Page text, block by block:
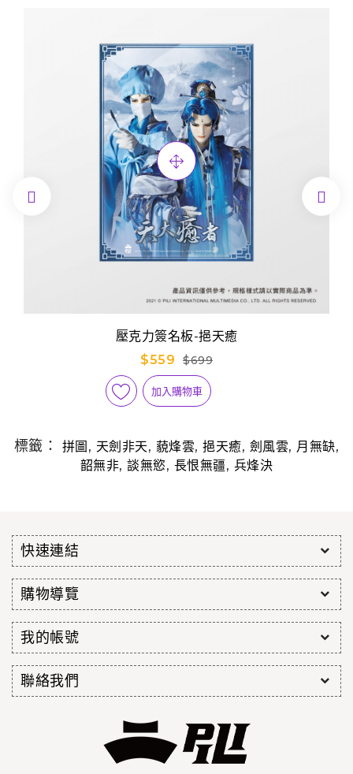
壓克力簽名板-挹天癒
$559
$699
加入購物車
 
標籤： 拼圖 , 天劍非天, 藐烽雲,挹天癒, 劍風雲, 月無缺,
韶無非,談無慾, 長恨無疆, 兵烽決
快速連結
購物導覽
我的帳號
聯絡我們